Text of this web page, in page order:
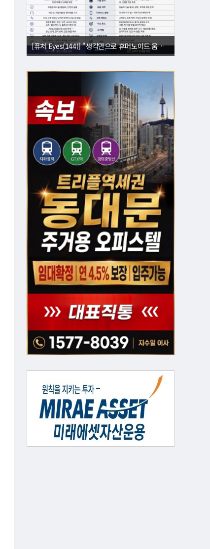
[퓨처 Eyes(143)] "별빛도 밤도 지운다"⋯美 '우주 거울' 승인에 과학계 비상